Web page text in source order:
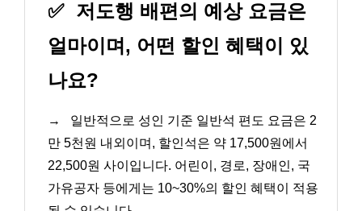
✅ 저도행 배편의 예상 요금은
얼마이며, 어떤 할인 혜택이 있
나요?
→
일반적으로 성인 기준 일반석 편도 요금은 2
만 5천원 내외이며, 할인석은 약 17,500원에서
22,500원 사이입니다. 어린이, 경로, 장애인, 국
가유공자 등에게는 10~30%의 할인 혜택이 적용